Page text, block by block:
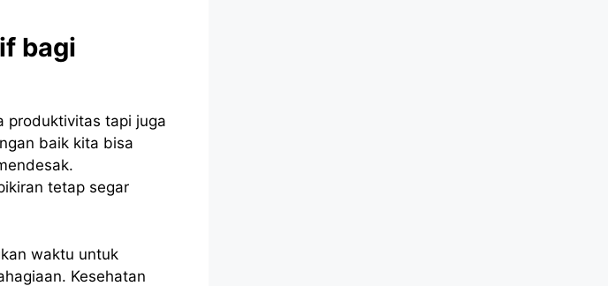
bagi
produktivitas tapi juga
baik kita bisa
tetap segar
waktu untuk
Kesehatan